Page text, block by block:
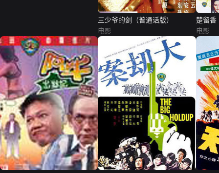
三少爷的剑（普通话版）
电影
楚留香
电影